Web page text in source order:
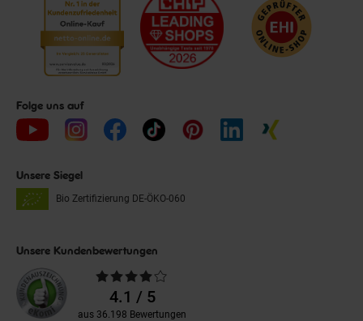
Folge uns auf
Unsere Siegel
Bio Zertifizierung DE-ÖKO-060
Unsere Kundenbewertungen
Durchschnittliche
Bewertungen4.1 / 5
aus 36.198 Bewertungen